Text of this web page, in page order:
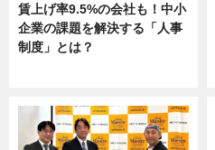
賃上げ率9.5%の会社も！中小
企業の課題を解決する「人事
制度」とは？